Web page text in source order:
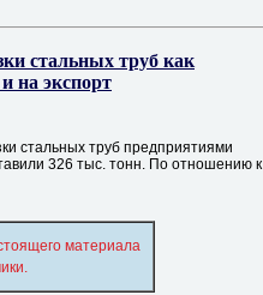
стальных труб как
на экспорт
стальных труб предприятиями
326 тыс. тонн. По отношению к
материала